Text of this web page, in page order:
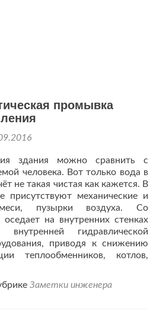
промывка
здания можно сравнить с
человека. Вот только вода в
не такая чистая как кажется. В
присутствуют механические и
пузырки воздуха. Со
на внутренних стенках
гидравлической
приводя к снижению
теплообменников, котлов,
Заметки инженера